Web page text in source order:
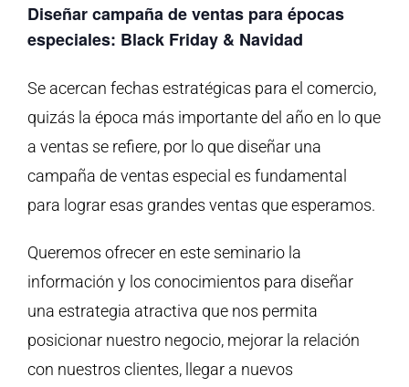
Diseñar campaña de ventas para épocas
especiales: Black Friday & Navidad
Se acercan fechas estratégicas para el comercio,
quizás la época más importante del año en lo que
a ventas se refiere, por lo que diseñar una
campaña de ventas especial es fundamental
para lograr esas grandes ventas que esperamos.
Queremos ofrecer en este seminario la
información y los conocimientos para diseñar
una estrategia atractiva que nos permita
posicionar nuestro negocio, mejorar la relación
con nuestros clientes, llegar a nuevos